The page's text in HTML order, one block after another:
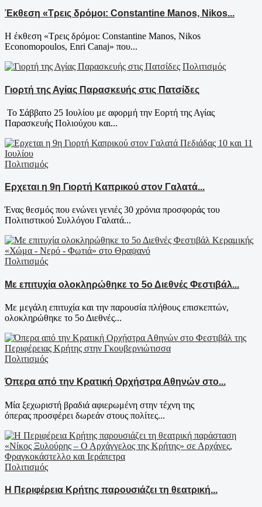
Έκθεση «Τρεις δρόμοι: Constantine Manos, Nikos...
Η έκθεση «Τρεις δρόμοι: Constantine Manos, Nikos
Economopoulos, Enri Canaj» που...
Πολιτισμός
Γιορτή της Αγίας Παρασκευής στις Πατσίδες
Το Σάββατο 25 Ιουλίου με αφορμή την Εορτή της Αγίας
Παρασκευής Πολιούχου και...
Πολιτισμός
Ερχεται η 9η Γιορτή Καπρικού στον Γαλατά...
Ένας θεσμός που ενώνει γενιές 30 χρόνια προσφοράς του
Πολιτιστικού Συλλόγου Γαλατά...
Πολιτισμός
Με επιτυχία ολοκληρώθηκε το 5ο Διεθνές Φεστιβάλ...
Με μεγάλη επιτυχία και την παρουσία πλήθους επισκεπτών,
ολοκληρώθηκε το 5ο Διεθνές...
Πολιτισμός
Όπερα από την Κρατική Ορχήστρα Αθηνών στο...
Μία ξεχωριστή βραδιά αφιερωμένη στην τέχνη της
όπερας προσφέρει δωρεάν στους πολίτες...
Πολιτισμός
Η Περιφέρεια Κρήτης παρουσιάζει τη θεατρική...